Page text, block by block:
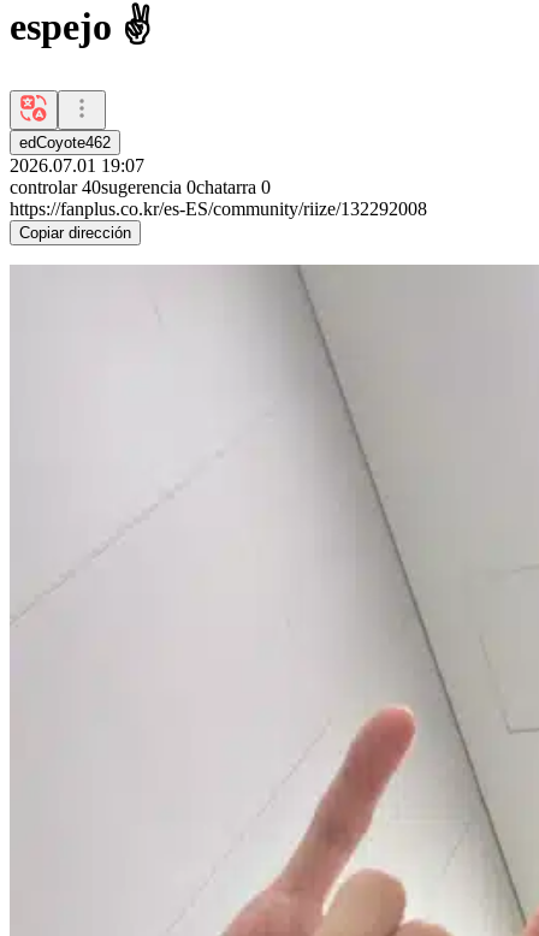
espejo ✌️
edCoyote462
2026.07.01 19:07
controlar 40sugerencia 0chatarra 0
https://fanplus.co.kr/es-ES/community/riize/132292008
Copiar dirección